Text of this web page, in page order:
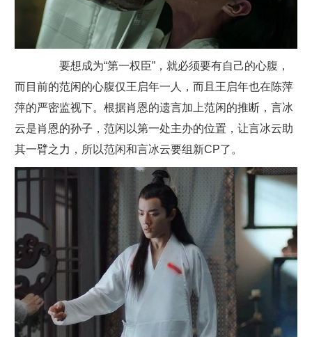
要想成为“第一权臣”，就必须要有自己的心腹，
而目前的范闲的心腹仅王启年一人，而且王启年也在陈萍
萍的严密监视下。根据肖恩的遗言加上范闲的推断，言冰
云是肖恩的孙子，范闲以第一处主办的位置，让言冰云助
其一臂之力，所以范闲和言冰云要组新CP了。